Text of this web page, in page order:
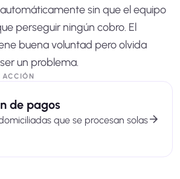
sin que el equipo
perseguir ningún cobro. El
buena voluntad pero olvida
un problema.
ACCIÓN
de pagos
que se procesan solas